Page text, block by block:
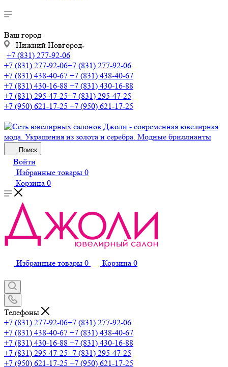
Ваш город
Нижний Новгород
+7 (831) 277-92-06
+7 (831) 277-92-06+7 (831) 277-92-06
+7 (831) 438-40-67 +7 (831) 438-40-67
+7 (831) 430-16-88 +7 (831) 430-16-88
+7 (831) 295-47-25+7 (831) 295-47-25
+7 (950) 621-17-25 +7 (950) 621-17-25
Поиск
Войти
Избранные товары 0
Корзина 0
Избранные товары 0 Корзина 0
Телефоны
+7 (831) 277-92-06+7 (831) 277-92-06
+7 (831) 438-40-67 +7 (831) 438-40-67
+7 (831) 430-16-88 +7 (831) 430-16-88
+7 (831) 295-47-25+7 (831) 295-47-25
+7 (950) 621-17-25 +7 (950) 621-17-25